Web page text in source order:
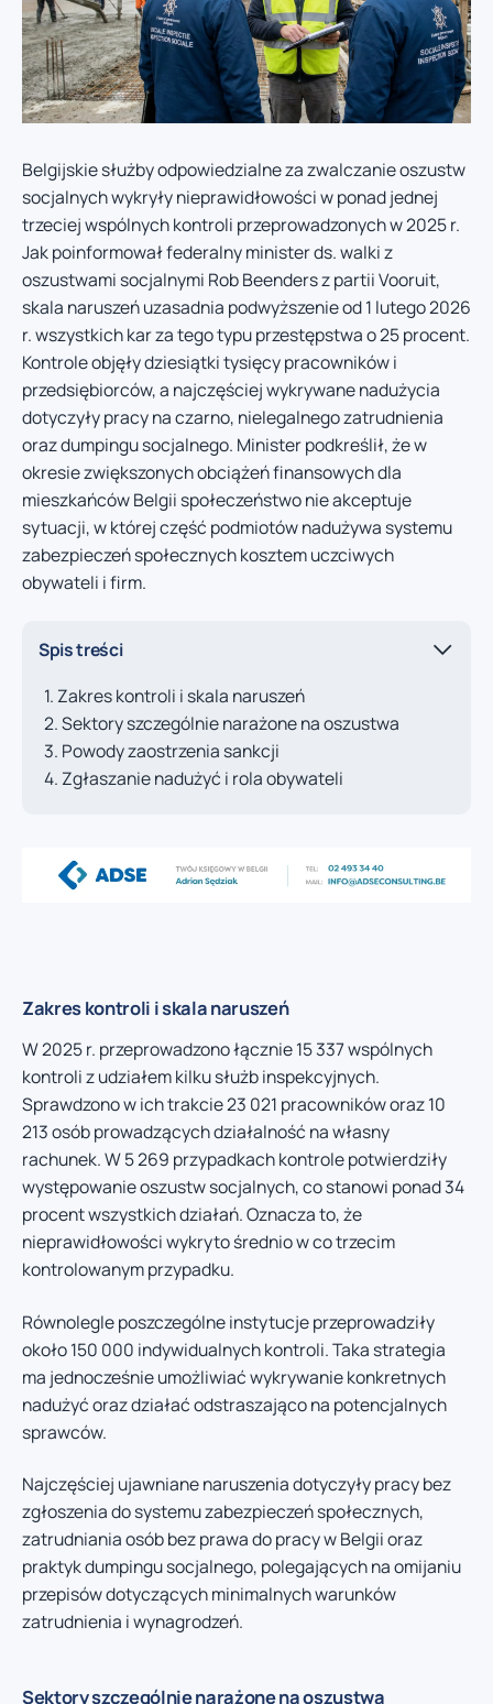
Belgijskie służby odpowiedzialne za zwalczanie oszustw
socjalnych wykryły nieprawidłowości w ponad jednej
trzeciej wspólnych kontroli przeprowadzonych w 2025 r.
Jak poinformował federalny minister ds. walki z
oszustwami socjalnymi Rob Beenders z partii Vooruit,
skala naruszeń uzasadnia podwyższenie od 1 lutego 2026
r. wszystkich kar za tego typu przestępstwa o 25 procent.
Kontrole objęły dziesiątki tysięcy pracowników i
przedsiębiorców, a najczęściej wykrywane nadużycia
dotyczyły pracy na czarno, nielegalnego zatrudnienia
oraz dumpingu socjalnego. Minister podkreślił, że w
okresie zwiększonych obciążeń finansowych dla
mieszkańców Belgii społeczeństwo nie akceptuje
sytuacji, w której część podmiotów nadużywa systemu
zabezpieczeń społecznych kosztem uczciwych
obywateli i firm.
Spis treści
Zakres kontroli i skala naruszeń
Sektory szczególnie narażone na oszustwa
Powody zaostrzenia sankcji
Zgłaszanie nadużyć i rola obywateli
Zakres kontroli i skala naruszeń
W 2025 r. przeprowadzono łącznie 15 337 wspólnych
kontroli z udziałem kilku służb inspekcyjnych.
Sprawdzono w ich trakcie 23 021 pracowników oraz 10
213 osób prowadzących działalność na własny
rachunek. W 5 269 przypadkach kontrole potwierdziły
występowanie oszustw socjalnych, co stanowi ponad 34
procent wszystkich działań. Oznacza to, że
nieprawidłowości wykryto średnio w co trzecim
kontrolowanym przypadku.
Równolegle poszczególne instytucje przeprowadziły
około 150 000 indywidualnych kontroli. Taka strategia
ma jednocześnie umożliwiać wykrywanie konkretnych
nadużyć oraz działać odstraszająco na potencjalnych
sprawców.
Najczęściej ujawniane naruszenia dotyczyły pracy bez
zgłoszenia do systemu zabezpieczeń społecznych,
zatrudniania osób bez prawa do pracy w Belgii oraz
praktyk dumpingu socjalnego, polegających na omijaniu
przepisów dotyczących minimalnych warunków
zatrudnienia i wynagrodzeń.
Sektory szczególnie narażone na oszustwa